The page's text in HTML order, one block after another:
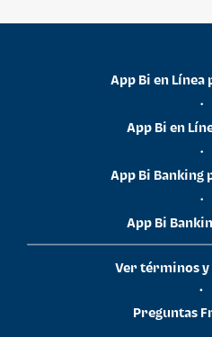
App Bi en
•
App Bi en
•
App Bi Banking
•
App Bi
Ver términos y
•
Preguntas